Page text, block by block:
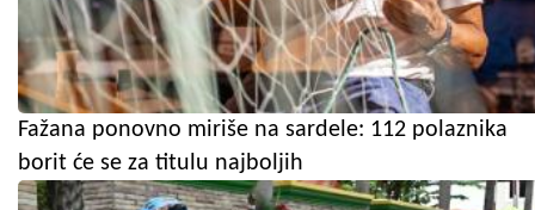
Fažana ponovno miriše na sardele: 112 polaznika
borit će se za titulu najboljih